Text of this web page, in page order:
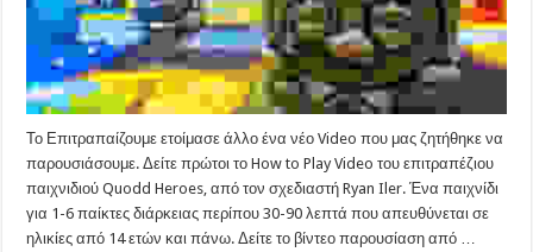
Το Επιτραπαίζουμε ετοίμασε άλλο ένα νέο Video που μας ζητήθηκε να
παρουσιάσουμε. Δείτε πρώτοι το How to Play Video του επιτραπέζιου
παιχνιδιού Quodd Heroes, από τον σχεδιαστή Ryan Iler. Ένα παιχνίδι
για 1-6 παίκτες διάρκειας περίπου 30-90 λεπτά που απευθύνεται σε
ηλικίες από 14 ετών και πάνω. Δείτε το βίντεο παρουσίαση από …